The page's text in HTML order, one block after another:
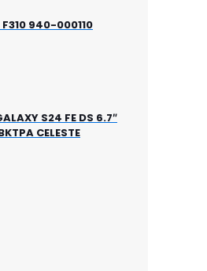
F310 940-000110
S24 FE DS 6.7″
CELESTE